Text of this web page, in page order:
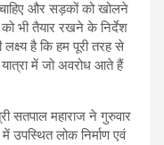
और सड़कों को खोलने
भी तैयार रखने के निर्देश
लक्ष्य है कि हम पूरी तरह से
में जो अवरोध आते हैं
सतपाल महाराज ने गुरुवार
उपस्थित लोक निर्माण एवं